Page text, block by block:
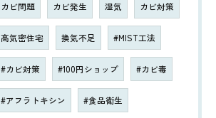
カビ問題 カビ発生 湿気 カビ対策
高気密住宅 換気不足 #MIST工法
#カビ対策 #100円ショップ #カビ毒
#アフラトキシン #食品衛生